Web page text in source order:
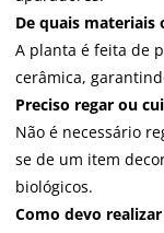
De quais
A planta é feita de
cerâmica,
Preciso regar ou
Não é necessário
se de um item
biológicos.
Como devo